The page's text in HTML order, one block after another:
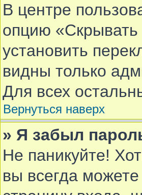
В центре
опцию
установить
видны только
Для всех
Вернуться наверх
» Я забыл
Не паникуйте!
вы всегда